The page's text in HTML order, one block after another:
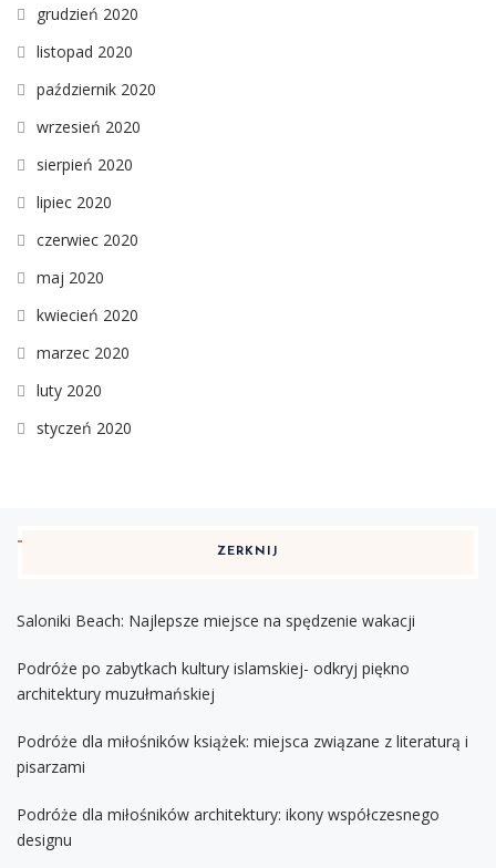
grudzień 2020
listopad 2020
październik 2020
wrzesień 2020
sierpień 2020
lipiec 2020
czerwiec 2020
maj 2020
kwiecień 2020
marzec 2020
luty 2020
styczeń 2020
ZERKNIJ
Saloniki Beach: Najlepsze miejsce na spędzenie wakacji
Podróże po zabytkach kultury islamskiej- odkryj piękno
architektury muzułmańskiej
Podróże dla miłośników książek: miejsca związane z literaturą i
pisarzami
Podróże dla miłośników architektury: ikony współczesnego
designu